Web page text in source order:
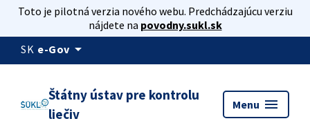
Toto je pilotná verzia nového webu. Predchádzajúcu verziu
nájdete na povodny.sukl.sk
SK e-Gov arrow_drop_down
Štátny ústav pre kontrolu
liečiv
Menu menu